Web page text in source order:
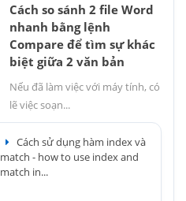
Cách so sánh 2 file Word
nhanh bằng lệnh
Compare để tìm sự khác
biệt giữa 2 văn bản
Nếu đã làm việc với máy tính, có
lẽ việc soạn...
Cách sử dụng hàm index và
match - how to use index and
match in...